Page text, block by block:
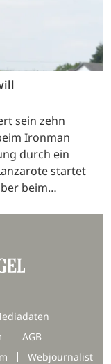
sein zehn
Ironman
durch ein
startet
beim…
AGB
Webjournalist